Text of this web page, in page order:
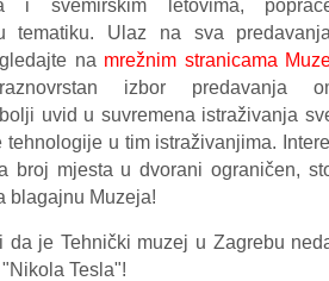
i svemirskim letovima,
tematiku. Ulaz na sva
na mrežnim stranicama
izbor predavanja
uvid u suvremena istraživanja
tehnologije u tim istraživanjima.
broj mjesta u dvorani ograničen,
blagajnu Muzeja!
da je Tehnički muzej u Zagrebu
Tesla"!